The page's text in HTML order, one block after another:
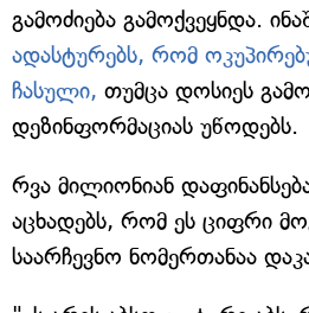
გამოძიება გამოქვეყნდა.
ადასტურებს, რომ
ჩასული, თუმცა დოსიეს
დეზინფორმაციას უწოდებს.
რვა მილიონიან
აცხადებს, რომ ეს ციფრი
საარჩევნო ნომერთანაა